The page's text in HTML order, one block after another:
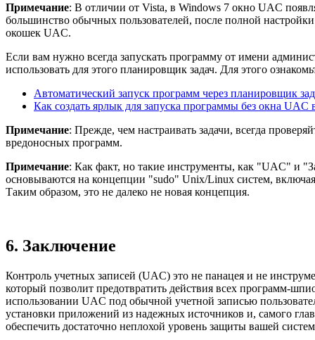
Примечание: В отличии от Vista, в Windows 7 окно UAC
большинство обычных пользователей, после полной
окошек UAC.
Если вам нужно всегда запускать программу от имени
использовать для этого планировщик задач. Для этого
Автоматический запуск программ через планировщик
Как создать ярлык для запуска программы без окна UAC
Примечание: Прежде, чем настраивать задачи, всегда
вредоносных программ.
Примечание: Как факт, но такие инструменты, как "UAC" и
основываются на концепции "sudo" Unix/Linux систем,
Таким образом, это не далеко не новая концепция.
6. Заключение
Контроль учетных записей (UAC) это не панацея и не
который позволит предотвратить действия всех программ-
использовании UAC под обычной учетной записью
установки приложений из надежных источников и, самого
обеспечить достаточно неплохой уровень защиты вашей